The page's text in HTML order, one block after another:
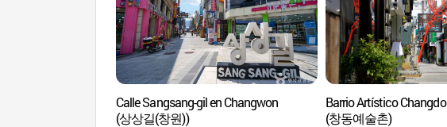
Calle Sangsang-gil en Changwon
(상상길(창원))
Barrio Artístico
(창동예술촌)